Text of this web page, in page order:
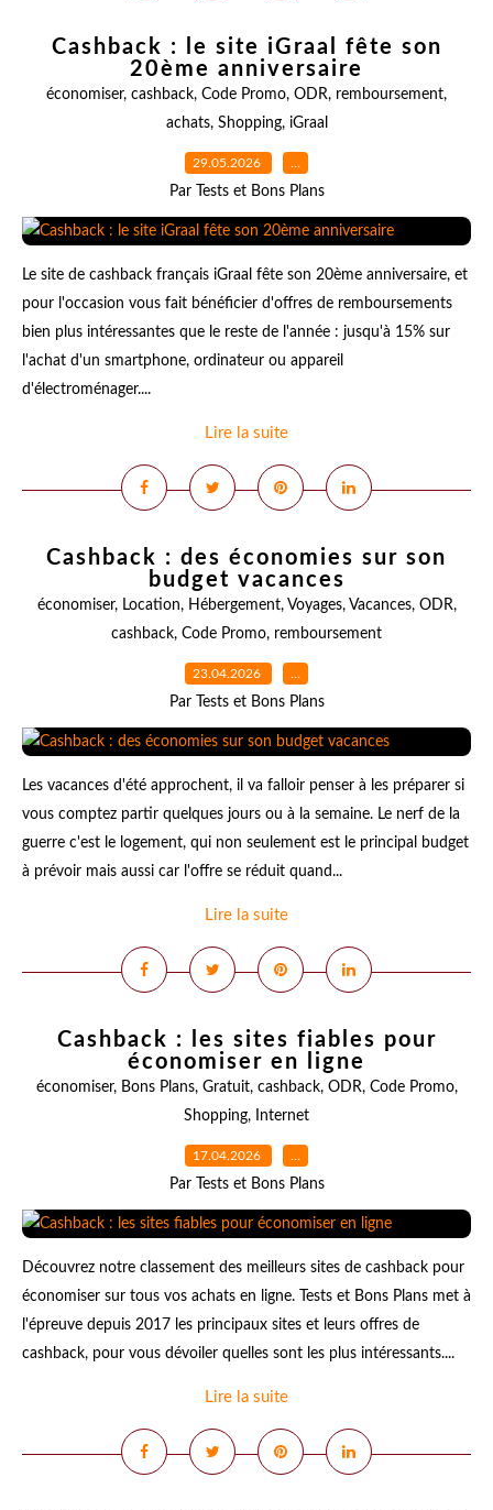
Cashback : le site iGraal fête son
20ème anniversaire
économiser, cashback, Code Promo, ODR, remboursement,
achats, Shopping, iGraal
29.05.2026 …
Par Tests et Bons Plans
Le site de cashback français iGraal fête son 20ème anniversaire, et
pour l'occasion vous fait bénéficier d'offres de remboursements
bien plus intéressantes que le reste de l'année : jusqu'à 15% sur
l'achat d'un smartphone, ordinateur ou appareil
d'électroménager....
Lire la suite
Cashback : des économies sur son
budget vacances
économiser, Location, Hébergement, Voyages, Vacances, ODR,
cashback, Code Promo, remboursement
23.04.2026 …
Par Tests et Bons Plans
Les vacances d'été approchent, il va falloir penser à les préparer si
vous comptez partir quelques jours ou à la semaine. Le nerf de la
guerre c'est le logement, qui non seulement est le principal budget
à prévoir mais aussi car l'offre se réduit quand...
Lire la suite
Cashback : les sites fiables pour
économiser en ligne
économiser, Bons Plans, Gratuit, cashback, ODR, Code Promo,
Shopping, Internet
17.04.2026 …
Par Tests et Bons Plans
Découvrez notre classement des meilleurs sites de cashback pour
économiser sur tous vos achats en ligne. Tests et Bons Plans met à
l'épreuve depuis 2017 les principaux sites et leurs offres de
cashback, pour vous dévoiler quelles sont les plus intéressants....
Lire la suite